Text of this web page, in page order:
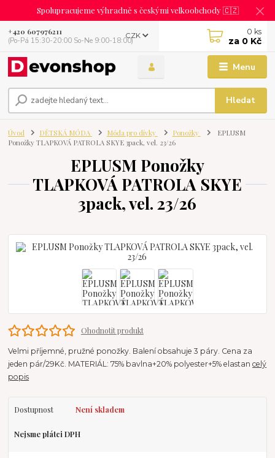
Spolupracujeme výhradně s českými velkoobchody 🇨🇿
Menu
CZK
Hledat
+420 607976211
(Po-Pá 15:30-20:00 So-Ne 9:00-18:00)
0 ks
za 0 Kč
Úvod DĚTSKÁ MÓDA Móda pro dívky Ponožky
EPLUSM
Ponožky TLAPKOVÁ PATROLA SKYE 3pack, vel. 23/26
EPLUSM Ponožky
TLAPKOVÁ PATROLA SKYE
3pack, vel. 23/26
Ohodnotit produkt
Velmi příjemné, pružné ponožky. Balení obsahuje 3 páry. Cena za
jeden pár/29Kč. MATERIÁL: 75% bavlna+20% polyester+5% elastancelý
popis
Dostupnost Není skladem
Nejsme plátci DPH